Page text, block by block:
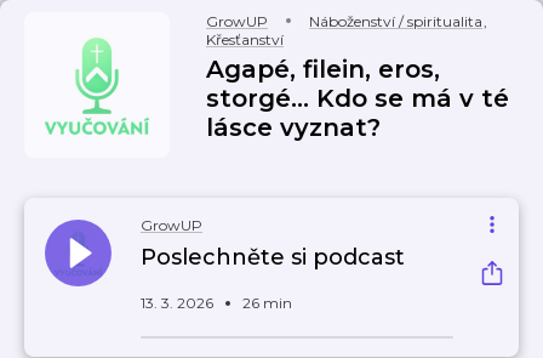
GrowUP Náboženství / spiritualita,
Křesťanství
Agapé, filein, eros,
storgé... Kdo se má v té
lásce vyznat?
GrowUP
Poslechněte si podcast
13. 3. 2026 26 min